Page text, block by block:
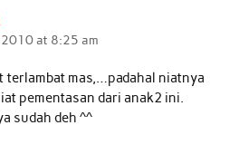
at 8:25 am
terlambat mas,…padahal niatnya
pementasan dari anak2 ini.
sudah deh ^^